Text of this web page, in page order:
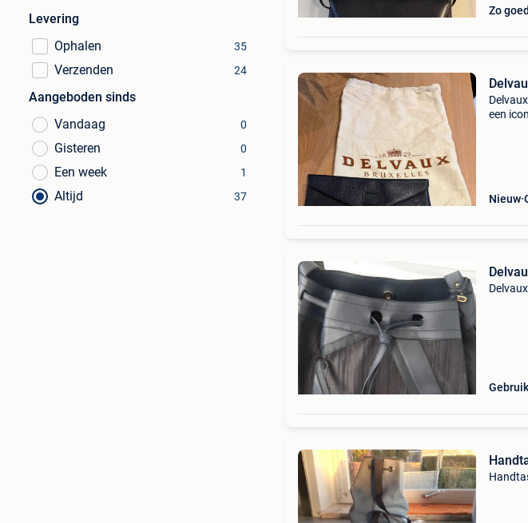
Levering
Ophalen
35
Verzenden 24
Aangeboden sinds
Vandaag
0
Gisteren 0
Een week 1
Altijd 37
Zo
een
Nieuw